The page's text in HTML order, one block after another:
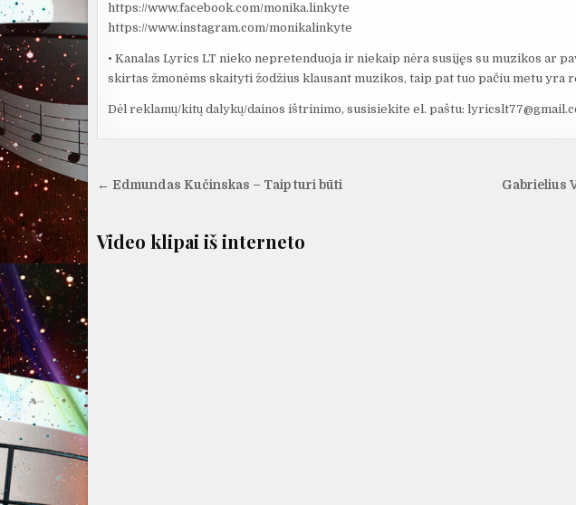
https://www.facebook.com/monika.linkyte
https://www.instagram.com/monikalinkyte
• Kanalas Lyrics LT nieko nepretenduoja ir niekaip nėra susijęs su muzikos ar
skirtas žmonėms skaityti žodžius klausant muzikos, taip pat tuo pačiu metu yra
Dėl reklamų/kitų dalykų/dainos ištrinimo, susisiekite el. paštu:
Navigacija
įrašų
Gabrielius
← Edmundas Kučinskas – Taip turi būti
Video klipai iš interneto